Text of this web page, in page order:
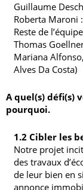
Guillaume
Roberta Maroni
Reste de
Thomas
Mariana
Alves Da Costa)
A quel(s) défi(s)
pourquoi.
1.2 Cibler les
Notre projet
des travaux
de leur bien en
annonce